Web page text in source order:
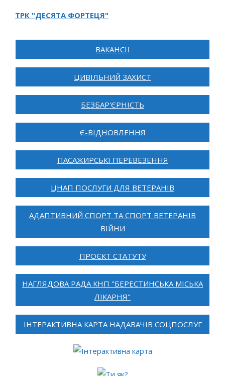
ТРК "ДЕСЯТА ФОРТЕЦЯ"
ВАКАНСІЇ
ЦИВІЛЬНИЙ ЗАХИСТ
БЕЗБАР'ЄРНІСТЬ
Є-ВІДНОВЛЕННЯ
ПАСАЖИРСЬКІ ПЕРЕВЕЗЕННЯ
ЦНАП ПОСЛУГИ ДЛЯ ВЕТЕРАНІВ
АДАПТИВНИЙ СПОРТ ТА СПОРТ ВЕТЕРАНІВ
ВІЙНИ
ПРОЄКТ СТАТУТУ
НАГЛЯДОВА РАДА КНП "БЕРЕСТИНСЬКА МІСЬКА
ЛІКАРНЯ"
ІНТЕРАКТИВНА КАРТА НАДАВАЧІВ СОЦПОСЛУГ